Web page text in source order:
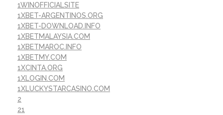
1WINOFFICIALSITE
1XBET-ARGENTINOS.ORG
1XBET-DOWNLOAD.INFO
1XBETMALAYSIA.COM
1XBETMAROC.INFO
1XBETMY.COM
1XCINTA.ORG
1XLOGIN.COM
1XLUCKYSTARCASINO.COM
2
21